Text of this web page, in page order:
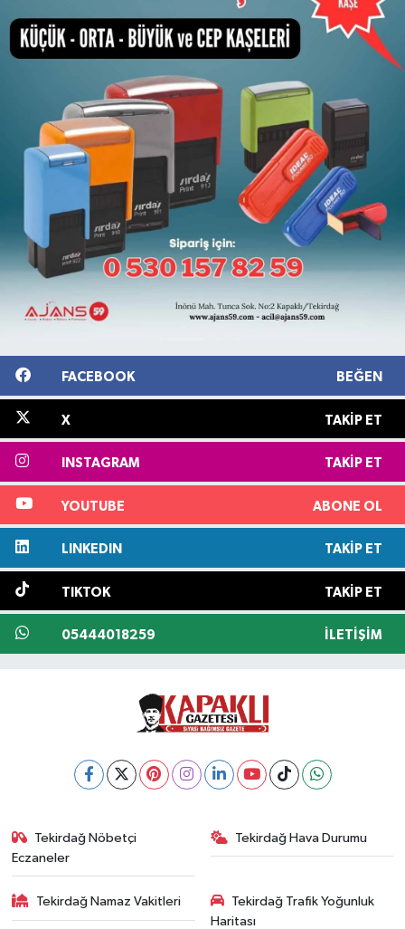
FACEBOOK BEĞEN
X TAKIP ET
INSTAGRAM TAKIP ET
YOUTUBE ABONE OL
LINKEDIN TAKIP ET
TIKTOK TAKIP ET
05444018259 İLETIŞIM
Tekirdağ Nöbetçi
Eczaneler
Tekirdağ Hava Durumu
Tekirdağ Namaz Vakitleri
Tekirdağ Trafik Yoğunluk
Haritası